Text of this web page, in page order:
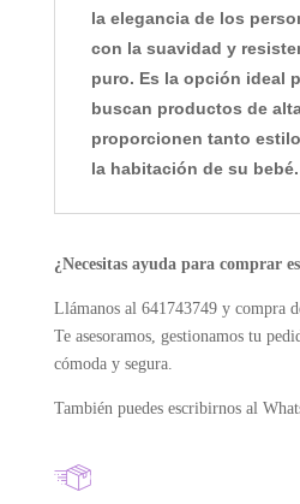
la elegancia de los
con la suavidad y
puro. Es la opción ideal
buscan productos de
proporcionen tanto
la habitación de su bebé.
¿Necesitas ayuda para comprar
Llámanos al 641743749 y compra
Te asesoramos, gestionamos tu
cómoda y segura.
También puedes escribirnos al